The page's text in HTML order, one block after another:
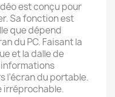
est conçu pour
Sa fonction est
que dépend
du PC. Faisant la
et la dalle de
informations
l’écran du portable.
irréprochable.